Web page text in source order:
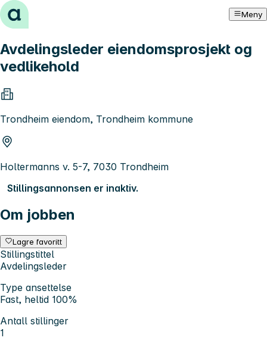
Hopp til innhold Meny
Avdelingsleder eiendomsprosjekt og
vedlikehold
Trondheim eiendom, Trondheim kommune
Holtermanns v. 5-7, 7030 Trondheim
Stillingsannonsen er inaktiv.
Om jobben
Lagre favoritt
Stillingstittel
Avdelingsleder
Type ansettelse
Fast, heltid 100%
Antall stillinger
1